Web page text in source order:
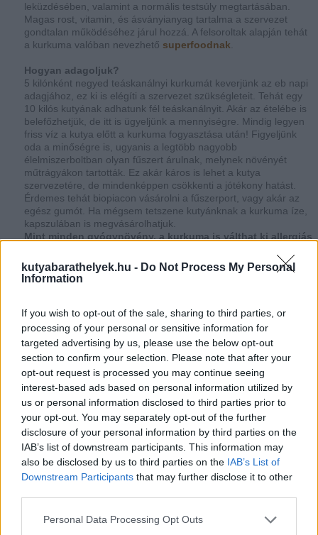
kutyabarathelyek.hu - Do Not Process My Personal
Information
If you wish to opt-out of the sale, sharing to third parties, or
processing of your personal or sensitive information for
targeted advertising by us, please use the below opt-out
section to confirm your selection. Please note that after your
opt-out request is processed you may continue seeing
interest-based ads based on personal information utilized by
us or personal information disclosed to third parties prior to
your opt-out. You may separately opt-out of the further
disclosure of your personal information by third parties on the
IAB’s list of downstream participants. This information may
also be disclosed by us to third parties on the IAB’s List of
Downstream Participants that may further disclose it to other
Personal Data Processing Opt Outs
leküzdésében, valamint a normális testsúly megtartásában.
Magas rost, vitamin, és ásványianyag tartalma a szervezet
gondtalan működéséhez járul hozzá. A felsoroltak alapján tehát
a kurkuma valóban nevezhető superfoodnak
Hogyan adagoljuk?
5 kilónként negyed teáskanálnyi kurkumát keverjünk az eb napi
adagjához, ez ki is elégíti a szervezet szükségleteit. Tehát egy
10 kilós kutyának adhatunk fél teáskanálnyit. Akár az ételébe is
belefőzhetjük, de itt is ügyeljünk a mennyiségre. Mindig legyen
friss víz a kutya előtt a kurkuma fogyasztása után! Figyeljünk
oda a minőségre is, ugyanis a legtöbb nagyobb
élelmiszerboltban olyan fűszert árulnak, melynek növényét
műtrágyákon tartották. Ez akár káros is lehet a kutya
szervezetére, de mindenképpen csökkenti a jótékony hatást.
Érdemes tehát biopiacon vásárolni a fűszerport, vagy akár az
egész gumót. Ha mégsem tetszene kutyánknak a kurkuma íze,
kapszulában is megvásárolhatjuk.
Mint minden gyógynövény, a kurkuma is válthat ki allergiás
kutya eledelébe. Így megbizonyosodhatunk arról, hogy kutyánk
szervezete nem reagál negatívan a fűszerre - nehogy többet
élelem elkészítésénél, de ne dőljünk be a hirdetéseknek,
ugyanis ettől függetlenül egyáltalán nem biztos, hogy
kiegyensúlyozott táplálásra ad lehetőséget a kurkumát feltüntető
készétel.
A teljes cikkITTolvasható!
Forrás: www.dogsnaturallymagazine.com
A nyers étrend
A rostok jelentősége kutyáink táplálásában